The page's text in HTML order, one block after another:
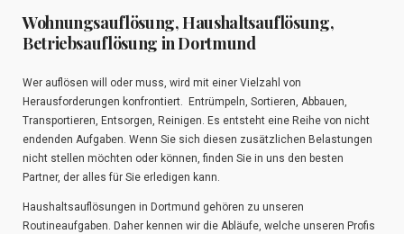
Wohnungsauflösung, Haushaltsauflösung,
Betriebsauflösung in Dortmund
Wer auflösen will oder muss, wird mit einer Vielzahl von
Herausforderungen konfrontiert. Entrümpeln, Sortieren, Abbauen,
Transportieren, Entsorgen, Reinigen. Es entsteht eine Reihe von nicht
endenden Aufgaben. Wenn Sie sich diesen zusätzlichen Belastungen
nicht stellen möchten oder können, finden Sie in uns den besten
Partner, der alles für Sie erledigen kann.
Haushaltsauflösungen in Dortmund gehören zu unseren
Routineaufgaben. Daher kennen wir die Abläufe, welche unseren Profis